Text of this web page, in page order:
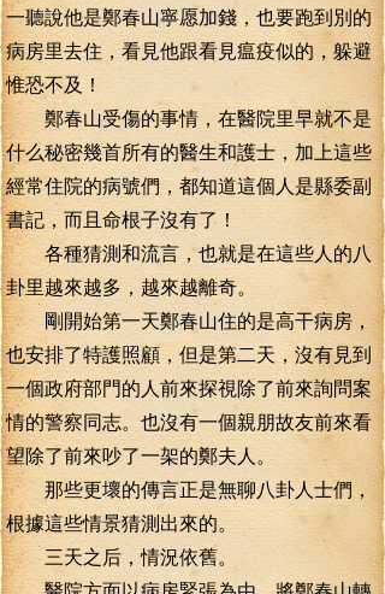
一聽說他是鄭春山寧愿加錢，也要跑到別的
病房里去住，看見他跟看見瘟疫似的，躲避
惟恐不及！
鄭春山受傷的事情，在醫院里早就不是
什么秘密幾首所有的醫生和護士，加上這些
經常住院的病號們，都知道這個人是縣委副
書記，而且命根子沒有了！
各種猜測和流言，也就是在這些人的八
卦里越來越多，越來越離奇。
剛開始第一天鄭春山住的是高干病房，
也安排了特護照顧，但是第二天，沒有見到
一個政府部門的人前來探視除了前來詢問案
情的警察同志。也沒有一個親朋故友前來看
望除了前來吵了一架的鄭夫人。
那些更壞的傳言正是無聊八卦人士們，
根據這些情景猜測出來的。
三天之后，情況依舊。